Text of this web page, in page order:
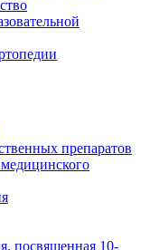
препаратов
посвященная 10-